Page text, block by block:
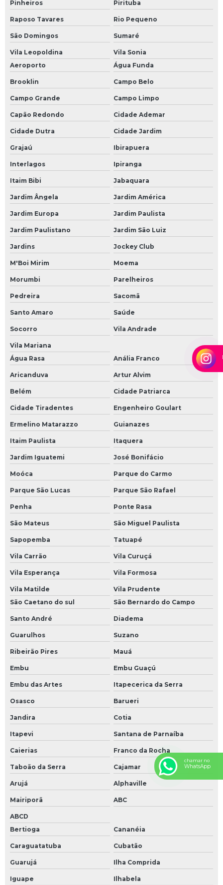
Vergalhão à venda
Vergalhão de 1 2
Vergalhão de 1 4
Vergalhão de aço
Vergalhão de aço 3 8
Vergalhão de aço preço
Vergalhão de ferro
Vergalhão de ferro 10mm
Vergalhão de ferro 10mm preço
Vergalhão de ferro 3 4
Vergalhão de ferro 5mm
Vergalhão de ferro para construção
Vergalhão para coluna
Vergalhão para construção
Vergalhão para construção civil
Vergalhão para construção civil preço
Vergalhões para fazer coluna
Pinheiros Pirituba
Raposo Tavares Rio Pequeno
São Domingos Sumaré
Vila Leopoldina
Vila Sonia
Aeroporto
Água Funda
Brooklin Campo Belo
Campo Grande Campo Limpo
Capão Redondo Cidade Ademar
Cidade Dutra Cidade Jardim
Grajaú Ibirapuera
Interlagos Ipiranga
Itaim Bibi Jabaquara
Jardim Ângela Jardim América
Jardim Europa Jardim Paulista
Jardim Paulistano Jardim São Luiz
Jardins Jockey Club
M'Boi Mirim Moema
Morumbi Parelheiros
Pedreira Sacomã
Santo Amaro Saúde
Socorro Vila Andrade
Vila Mariana
Água Rasa
Anália Franco
Aricanduva Artur Alvim
Belém Cidade Patriarca
Cidade Tiradentes Engenheiro Goulart
Ermelino Matarazzo Guianazes
Itaim Paulista Itaquera
Jardim Iguatemi José Bonifácio
Moóca Parque do Carmo
Parque São Lucas Parque São Rafael
Penha Ponte Rasa
São Mateus São Miguel Paulista
Sapopemba Tatuapé
Vila Carrão Vila Curuçá
Vila Esperança Vila Formosa
Vila Matilde
Vila Prudente
São Caetano do sul
São Bernardo do Campo
Santo André Diadema
Guarulhos Suzano
Ribeirão Pires Mauá
Embu Embu Guaçú
Embu das Artes Itapecerica da Serra
Osasco Barueri
Jandira Cotia
Itapevi Santana de Parnaíba
Caierias Franco da Rocha
Taboão da Serra Cajamar
Arujá Alphaville
Mairiporã ABC
ABCD
Bertioga
Cananéia
Caraguatatuba Cubatão
Guarujá Ilha Comprida
Iguape Ilhabela
chamar no
WhatsApp